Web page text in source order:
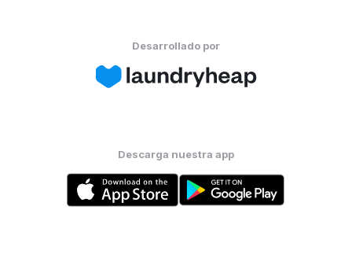
Desarrollado por
Descarga nuestra app